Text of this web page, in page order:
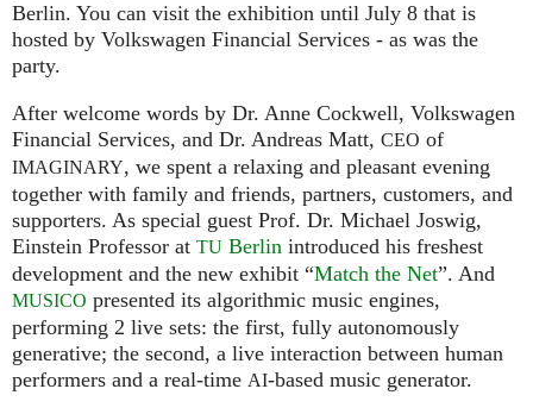
Berlin. You can visit the exhibition until July 8 that is
hosted by Volkswagen Financial Services - as was the
party.
After welcome words by Dr. Anne Cockwell, Volkswagen
Financial Services, and Dr. Andreas Matt, CEO of
IMAGINARY, we spent a relaxing and pleasant evening
together with family and friends, partners, customers, and
supporters. As special guest Prof. Dr. Michael Joswig,
Einstein Professor at TU Berlin introduced his freshest
development and the new exhibit “Match the Net”. And
MUSICO presented its algorithmic music engines,
performing 2 live sets: the first, fully autonomously
generative; the second, a live interaction between human
performers and a real-time AI-based music generator.